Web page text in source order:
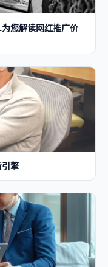
您解读网红推广价
擎